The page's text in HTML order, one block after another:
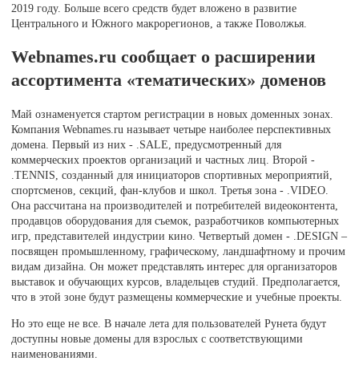
2019 году. Больше всего средств будет вложено в развитие
Центрального и Южного макрорегионов, а также Поволжья.
Webnames.ru сообщает о расширении
ассортимента «тематических» доменов
Май ознаменуется стартом регистрации в новых доменных зонах.
Компания Webnames.ru называет четыре наиболее перспективных
домена. Первый из них - .SALE, предусмотренный для
коммерческих проектов организаций и частных лиц. Второй -
.TENNIS, созданный для инициаторов спортивных мероприятий,
спортсменов, секций, фан-клубов и школ. Третья зона - .VIDEO.
Она рассчитана на производителей и потребителей видеоконтента,
продавцов оборудования для съемок, разработчиков компьютерных
игр, представителей индустрии кино. Четвертый домен - .DESIGN –
посвящен промышленному, графическому, ландшафтному и прочим
видам дизайна. Он может представлять интерес для организаторов
выставок и обучающих курсов, владельцев студий. Предполагается,
что в этой зоне будут размещены коммерческие и учебные проекты.
Но это еще не все. В начале лета для пользователей Рунета будут
доступны новые домены для взрослых с соответствующими
наименованиями.